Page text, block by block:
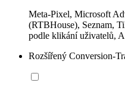
Meta-Pixel, Microsoft
(RTBHouse), Seznam,
podle klikání uživatelů,
Rozšířený Conversion-